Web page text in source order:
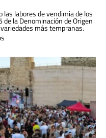
las labores de vendimia de los
la Denominación de Origen
más tempranas.